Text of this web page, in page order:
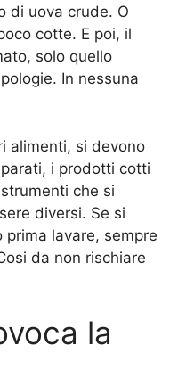
di uova crude. O
cotte. E poi, il
solo quello
In nessuna
alimenti, si devono
i prodotti cotti
che si
diversi. Se si
lavare, sempre
da non rischiare
la